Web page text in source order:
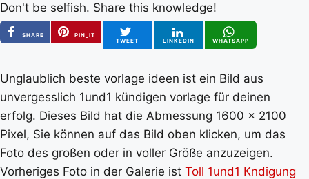
Don't be selfish. Share this knowledge!
SHARE
PIN_IT
TWEET
LINKEDIN WHATSAPP
Unglaublich beste vorlage ideen ist ein Bild aus
unvergesslich 1und1 kündigen vorlage für deinen
erfolg. Dieses Bild hat die Abmessung 1600 x 2100
Pixel, Sie können auf das Bild oben klicken, um das
Foto des großen oder in voller Größe anzuzeigen.
Vorheriges Foto in der Galerie ist Toll 1und1 Kndigung